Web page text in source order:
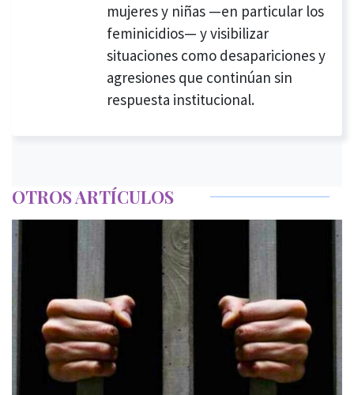
mujeres y niñas —en particular los
feminicidios— y visibilizar
situaciones como desapariciones y
agresiones que continúan sin
respuesta institucional.
OTROS ARTÍCULOS